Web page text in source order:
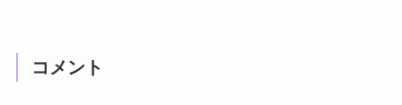
コメント